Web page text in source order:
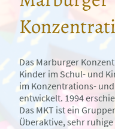
Das Marburger
Kinder im Schul- und
im Konzentrations-
entwickelt. 1994
Das MKT ist ein
Überaktive, sehr